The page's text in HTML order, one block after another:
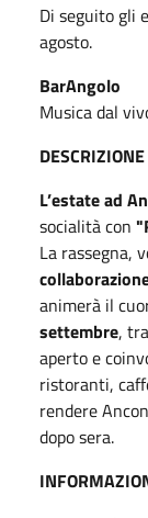
Di seguito gli
agosto.
BarAngolo
Musica dal
L’estate ad
socialità con
La rassegna,
animerà il
settembre,
aperto e
ristoranti,
rendere
dopo sera.